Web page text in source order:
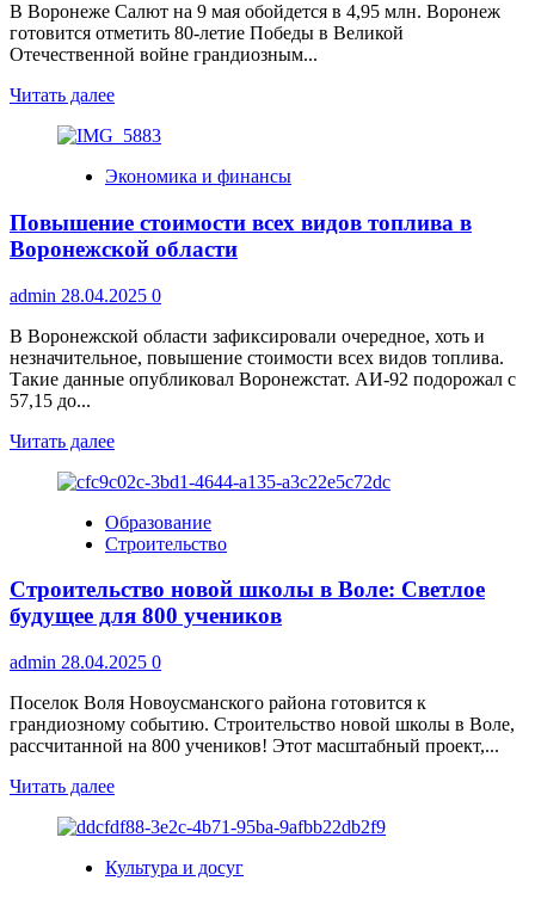
В Воронеже Салют на 9 мая обойдется в 4,95 млн. Воронеж
готовится отметить 80-летие Победы в Великой
Отечественной войне грандиозным...
Читать далееПрочитать
Воронеже
на
9
мая
обойдется
в
4,95
млн
Экономика и финансы
Повышение стоимости всех видов топлива в
Воронежской области
admin 28.04.2025 0
В Воронежской области зафиксировали очередное, хоть и
незначительное, повышение стоимости всех видов топлива.
Такие данные опубликовал Воронежстат. АИ-92 подорожал с
57,15 до...
Читать далееПрочитать
о
стоимости
всех
топлива
в
Воронежской
области
Образование
Строительство
Строительство новой школы в Воле: Светлое
будущее для 800 учеников
admin 28.04.2025 0
Поселок Воля Новоусманского района готовится к
грандиозному событию. Строительство новой школы в Воле,
рассчитанной на 800 учеников! Этот масштабный проект,...
Читать далееПрочитать
о
новой
Культура и досуг